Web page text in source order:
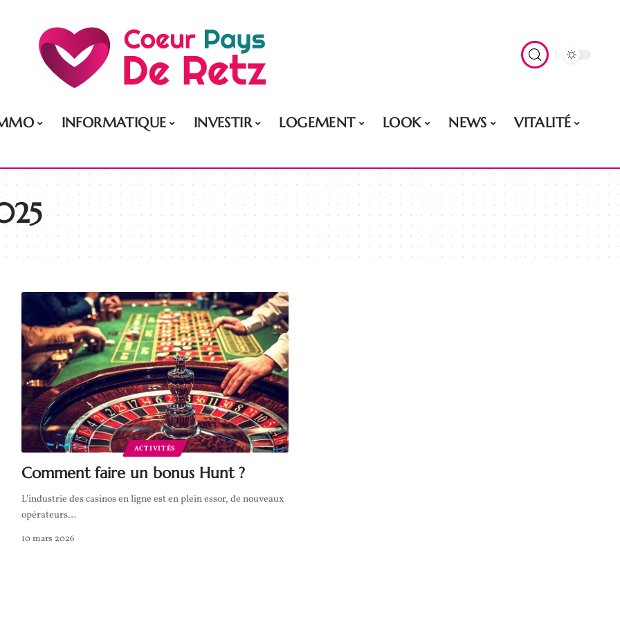
INFORMATIQUE INVESTIR LOGEMENT LOOK NEWS
VITALITÉ
ACTIVITÉS
Comment faire un bonus Hunt ?
L’industrie des casinos en ligne est en plein essor, de nouveaux
opérateurs…
10 mars 2026